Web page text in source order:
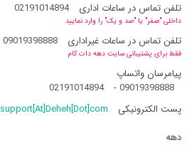
تلفن تماس در ساعات اداری
02191014894
داخلی "صفر" یا "صد و یک" را وارد نمایید
تلفن تماس در ساعات غیراداری 09019398888
فقط برای پشتیبانی سایت دهه دات کام
پیامرسان واتساپ
09019398888
-
02191014894
پست الکترونیکی
support[At]Deheh[Dot]com
دهه